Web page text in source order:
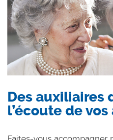
Des auxiliaires
l’écoute de